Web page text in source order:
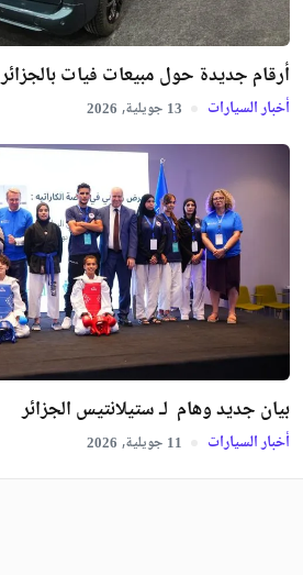
أرقام جديدة حول مبيعات فيات بالجزائر
أخبار السيارات 13 جويلية, 2026
بيان جديد وهام لـ ستيلانتيس الجزائر
أخبار السيارات 11 جويلية, 2026